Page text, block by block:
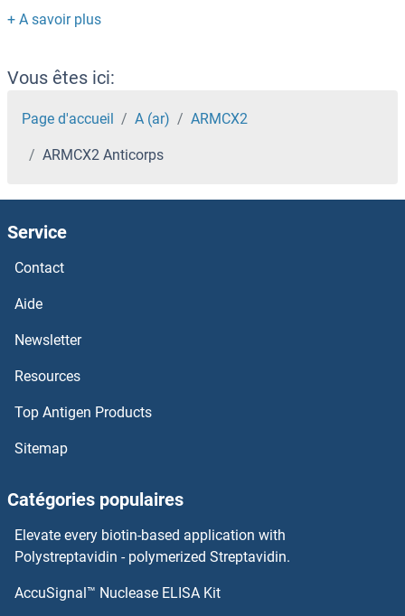
ARMC1 Anticorps
ARL9 Anticorps
ARL8B Anticorps
ARL8A Anticorps
ARL6IP4 Anticorps
ARL6IP1 Anticorps
ARL6 Anticorps
ARL4D Anticorps
ARMCX3 Anticorps
Vous êtes ici:
Page d'accueil A (ar) ARMCX2
ARMCX2 Anticorps
Service
Contact
Aide
Newsletter
Resources
Top Antigen Products
Sitemap
Catégories populaires
Elevate every biotin-based application with
Polystreptavidin - polymerized Streptavidin.
AccuSignal™ Nuclease ELISA Kit